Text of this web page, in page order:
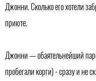
Джонни. Сколько его хотели
приюте.
Джонни — обаятельнейший
пробегали корги) - сразу и не